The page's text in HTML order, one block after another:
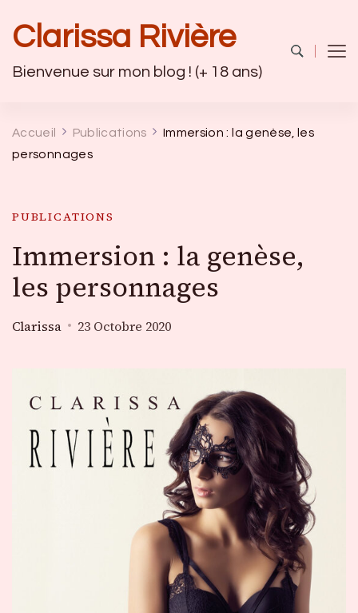
Clarissa Rivière
Bienvenue sur mon blog ! (+ 18 ans)
Accueil Publications
Immersion : la genèse, les
personnages
PUBLICATIONS
Immersion : la genèse,
les personnages
Clarissa 23 Octobre 2020